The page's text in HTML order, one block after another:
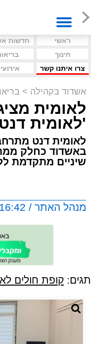
ראשי חדשות
חינוך
צרו איתנו קשר
אשדוד בקהילה >
לאומית
'לאומית
לאומית דנט
באשדוד כחלק
שיניים מתקדמת
מנהל האתר / 16:42 07.06.26
תגים: קופת חולים